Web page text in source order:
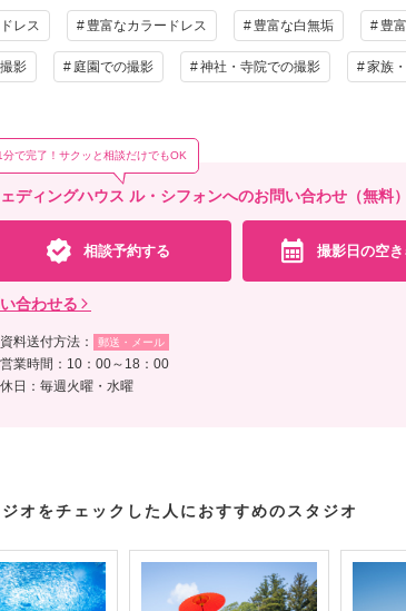
相談予約する
レス 豊富なカラードレス 豊富な白無垢 豊
影 庭園での撮影 神社・寺院での撮影 家族
ディングハウス ル・シフォンへのお問い合わせ（無料）
分で完了！サクッと相談だけでもOK
相談予約する 撮影日の空き
合わせる
資料送付方法： 郵送・メール
営業時間：10：00～18：00
日：毎週火曜・水曜
オをチェックした人におすすめのスタジオ